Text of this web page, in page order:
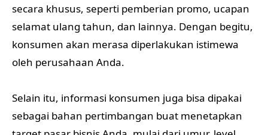
secara khusus, seperti pemberian promo, ucapan
selamat ulang tahun, dan lainnya. Dengan begitu,
konsumen akan merasa diperlakukan istimewa
oleh perusahaan Anda.
Selain itu, informasi konsumen juga bisa dipakai
sebagai bahan pertimbangan buat menetapkan